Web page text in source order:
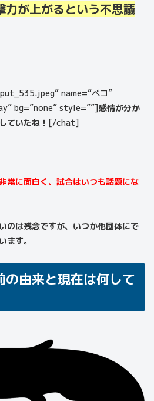
力が上がるという不思議
name=”ペコ”
bg=”none” style=””]感情が分か
ていたね！ [/chat]
常に面白く、試合はいつも話題にな
のは残念ですが、いつか他団体にで
ます。
の由来と現在は何して